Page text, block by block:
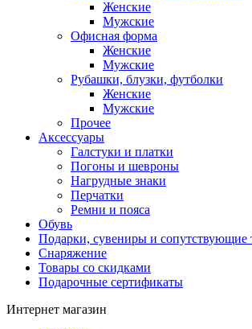
Женские
Мужские
Офисная форма
Женские
Мужские
Рубашки, блузки, футболки
Женские
Мужские
Прочее
Аксессуары
Галстуки и платки
Погоны и шевроны
Нагрудные знаки
Перчатки
Ремни и пояса
Обувь
Подарки, сувениры и сопутствующие
Снаряжение
Товары со скидками
Подарочные сертификаты
Интернет магазин